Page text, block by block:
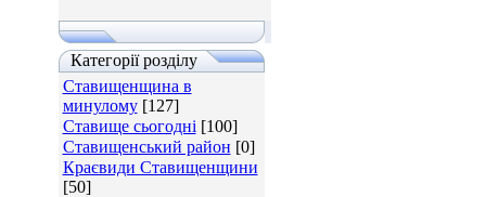
Категорії розділу
Ставищенщина в
минулому [127]
Ставище сьогодні [100]
Ставищенський район [0]
Краєвиди Ставищенщини
[50]